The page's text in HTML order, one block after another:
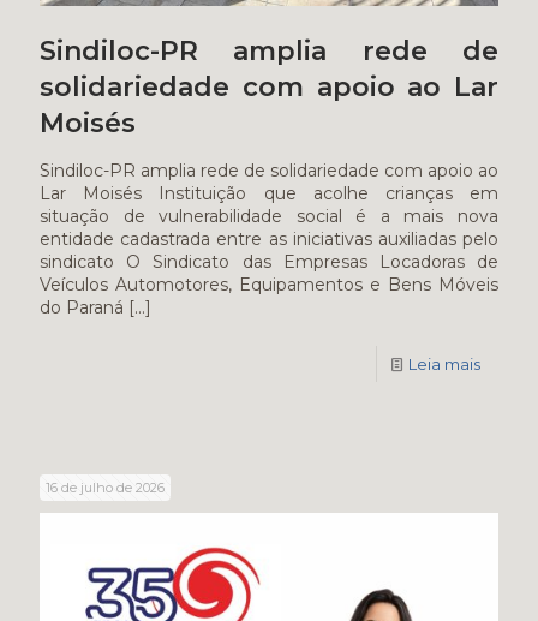
Sindiloc-PR amplia rede de
solidariedade com apoio ao Lar
Moisés
Sindiloc-PR amplia rede de solidariedade com apoio ao
Lar Moisés Instituição que acolhe crianças em
situação de vulnerabilidade social é a mais nova
entidade cadastrada entre as iniciativas auxiliadas pelo
sindicato O Sindicato das Empresas Locadoras de
Veículos Automotores, Equipamentos e Bens Móveis
do Paraná […]
Leia mais
16 de julho de 2026